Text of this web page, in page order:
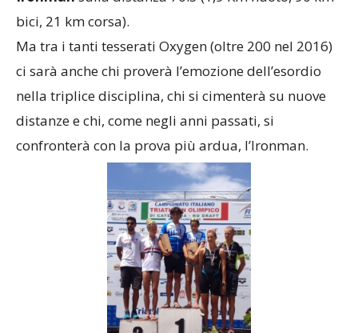
bici, 21 km corsa).
Ma tra i tanti tesserati Oxygen (oltre 200 nel 2016)
ci sarà anche chi proverà l’emozione dell’esordio
nella triplice disciplina, chi si cimenterà su nuove
distanze e chi, come negli anni passati, si
confronterà con la prova più ardua, l’Ironman.